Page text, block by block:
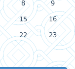
8 9
15 16
22 23